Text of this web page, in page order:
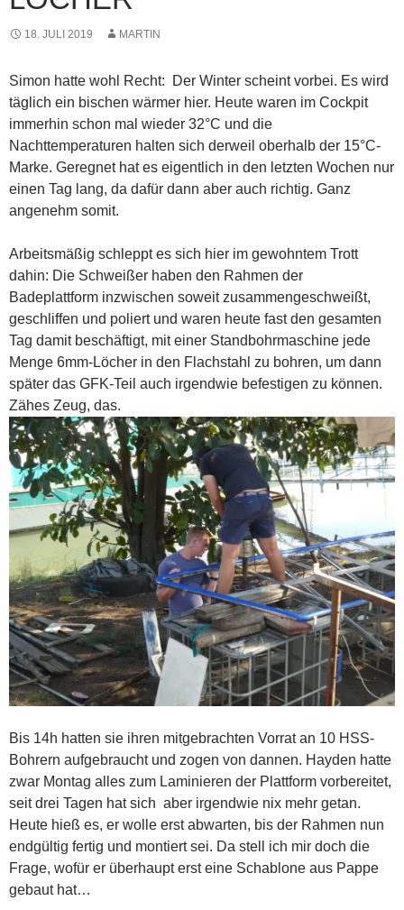
18. JULI 2019 MARTIN
Simon hatte wohl Recht: Der Winter scheint vorbei. Es wird
täglich ein bischen wärmer hier. Heute waren im Cockpit
immerhin schon mal wieder 32°C und die
Nachttemperaturen halten sich derweil oberhalb der 15°C-
Marke. Geregnet hat es eigentlich in den letzten Wochen nur
einen Tag lang, da dafür dann aber auch richtig. Ganz
angenehm somit.
Arbeitsmäßig schleppt es sich hier im gewohntem Trott
dahin: Die Schweißer haben den Rahmen der
Badeplattform inzwischen soweit zusammengeschweißt,
geschliffen und poliert und waren heute fast den gesamten
Tag damit beschäftigt, mit einer Standbohrmaschine jede
Menge 6mm-Löcher in den Flachstahl zu bohren, um dann
später das GFK-Teil auch irgendwie befestigen zu können.
Zähes Zeug, das.
Bis 14h hatten sie ihren mitgebrachten Vorrat an 10 HSS-
Bohrern aufgebraucht und zogen von dannen. Hayden hatte
zwar Montag alles zum Laminieren der Plattform vorbereitet,
seit drei Tagen hat sich aber irgendwie nix mehr getan.
Heute hieß es, er wolle erst abwarten, bis der Rahmen nun
endgültig fertig und montiert sei. Da stell ich mir doch die
Frage, wofür er überhaupt erst eine Schablone aus Pappe
gebaut hat…